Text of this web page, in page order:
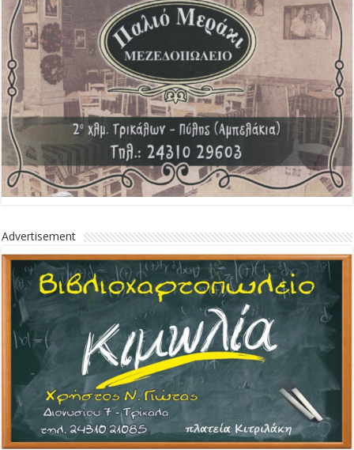
Advertisement